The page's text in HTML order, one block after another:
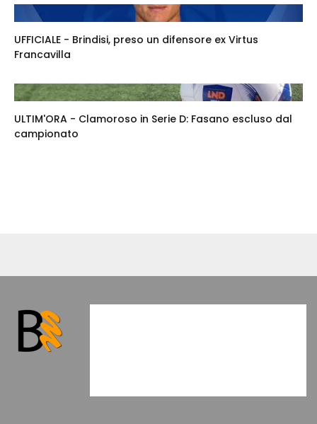
UFFICIALE - Brindisi, preso un difensore ex Virtus
Francavilla
ULTIM'ORA - Clamoroso in Serie D: Fasano escluso dal
campionato